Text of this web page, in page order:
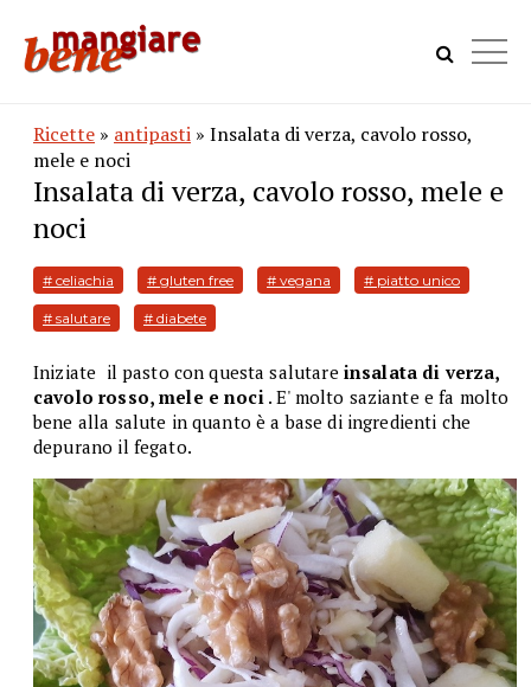
Ricette » antipasti » Insalata di verza, cavolo rosso,
mele e noci
Insalata di verza, cavolo rosso, mele e
noci
# celiachia # gluten free # vegana # piatto unico
# salutare # diabete
Iniziate il pasto con questa salutare insalata di verza,
cavolo rosso, mele e noci. E' molto saziante e fa molto
bene alla salute in quanto è a base di ingredienti che
depurano il fegato.